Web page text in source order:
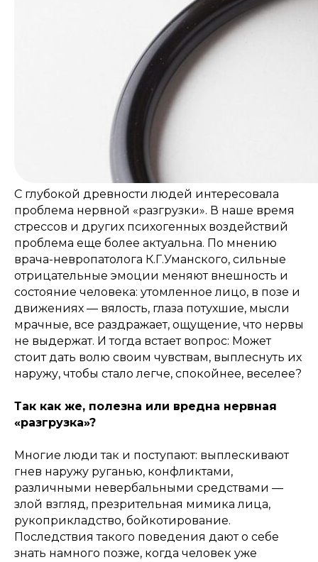
С глубокой древности людей интересовала
проблема нервной «разгрузки». В наше время
стрессов и других психогенных воздействий
проблема еще более актуальна. По мнению
врача-невропатолога К.Г.Уманского, сильные
отрицательные эмоции меняют внешность и
состояние человека: утомленное лицо, в позе и
движениях — вялость, глаза потухшие, мысли
мрачные, все раздражает, ощущение, что нервы
не выдержат. И тогда встает вопрос: Может
стоит дать волю своим чувствам, выплеснуть их
наружу, чтобы стало легче, спокойнее, веселее?
Так как же, полезна или вредна нервная
«разгрузка»?
Многие люди так и поступают: выплескивают
гнев наружу руганью, конфликтами,
различными невербальными средствами —
злой взгляд, презрительная мимика лица,
рукоприкладство, бойкотирование.
Последствия такого поведения дают о себе
знать намного позже, когда человек уже